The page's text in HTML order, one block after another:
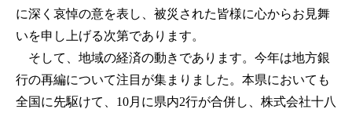
に深く哀悼の意を表し、被災された皆様に心からお見舞
いを申し上げる次第であります。
そして、地域の経済の動きであります。今年は地方銀
行の再編について注目が集まりました。本県においても
全国に先駆けて、10月に県内2行が合併し、株式会社十八